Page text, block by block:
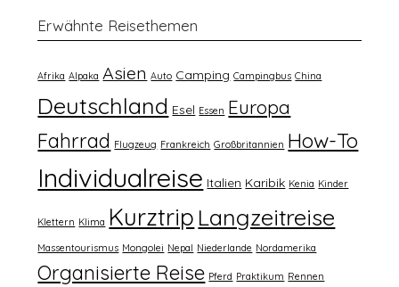
Erwähnte Reisethemen
Afrika Alpaka Asien Auto Camping Campingbus China
Deutschland Esel Essen Europa
Fahrrad Flugzeug Frankreich Großbritannien How-To
Individualreise Italien Karibik Kenia Kinder
Klettern Klima Kurztrip Langzeitreise
Massentourismus Mongolei Nepal Niederlande Nordamerika
Organisierte Reise Pferd Praktikum Rennen